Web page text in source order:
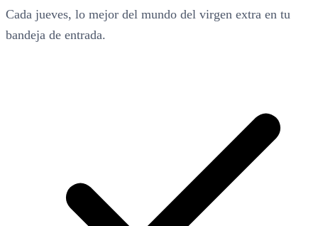
Cada jueves, lo mejor del mundo del virgen extra en tu
bandeja de entrada.